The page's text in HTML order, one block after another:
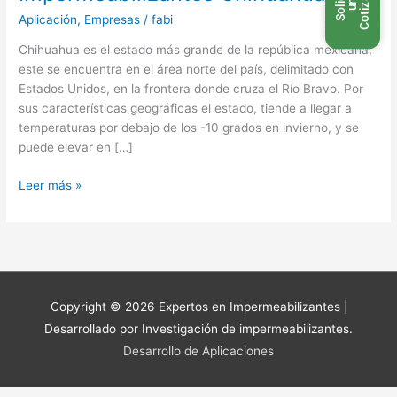
Aplicación, Empresas /fabi
Chihuahua es el estado más grande de la república mexicana,
este se encuentra en el área norte del país, delimitado con
Estados Unidos, en la frontera donde cruza el Río Bravo. Por
sus características geográficas el estado, tiende a llegar a
temperaturas por debajo de los -10 grados en invierno, y se
puede elevar en […]
Leer más »
Copyright © 2026 Expertos en Impermeabilizantes|
Desarrollado por Investigación de impermeabilizantes.
Desarrollo de Aplicaciones